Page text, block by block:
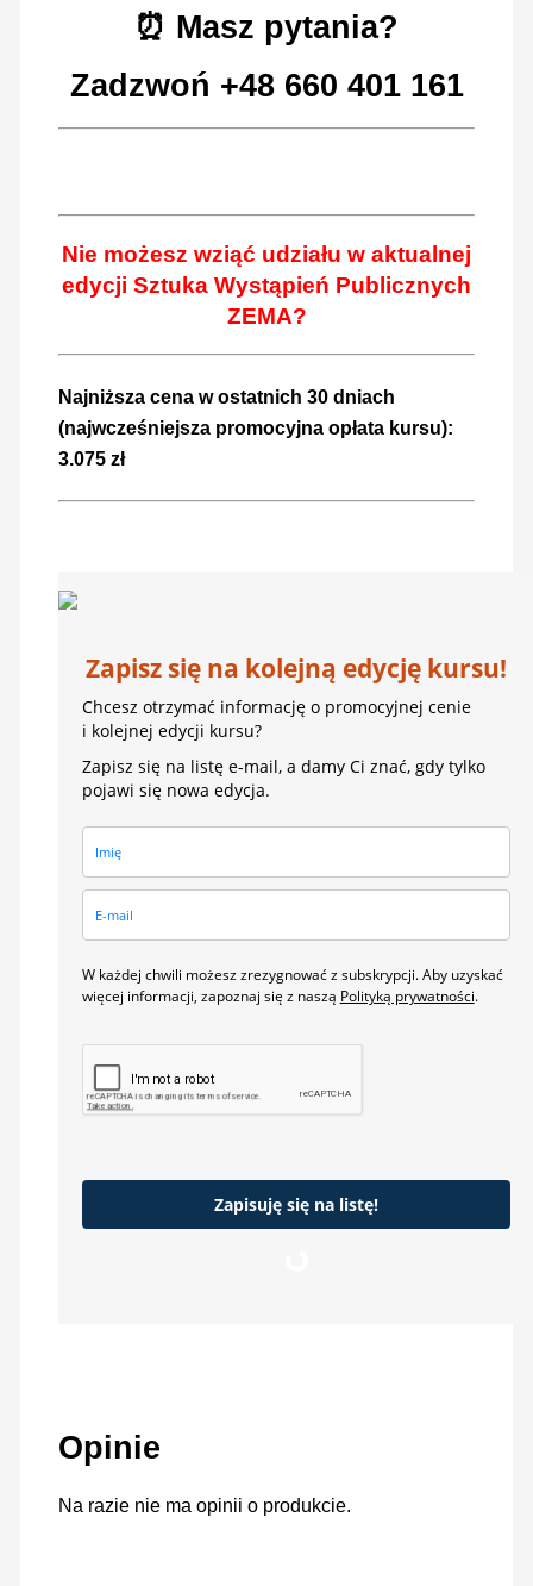
⏰ Masz pytania?
Zadzwoń +48 660 401 161
Nie możesz wziąć udziału w aktualnej
edycji Sztuka Wystąpień Publicznych
ZEMA?
Najniższa cena w ostatnich 30 dniach
(najwcześniejsza promocyjna opłata kursu):
3.075 zł
Zapisz się na kolejną edycję kursu!
Chcesz otrzymać informację o promocyjnej cenie
i kolejnej edycji kursu?
Zapisz się na listę e-mail, a damy Ci znać, gdy tylko
pojawi się nowa edycja.
W każdej chwili możesz zrezygnować z subskrypcji. Aby uzyskać
więcej informacji, zapoznaj się z naszą Polityką prywatności.
Zapisuję się na listę!
Opinie
Na razie nie ma opinii o produkcie.